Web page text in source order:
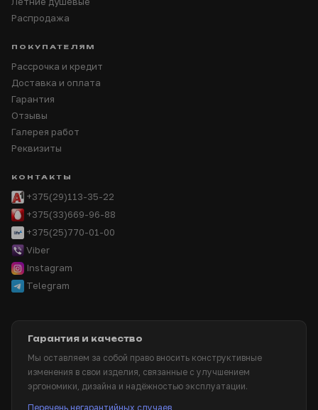
Распродажа
ПОКУПАТЕЛЯМ
Рассрочка и кредит
Доставка и оплата
Гарантия
Отзывы
Галерея работ
Реквизиты
КОНТАКТЫ
+375(29)113-35-22
+375(33)669-96-88
+375(25)770-01-00
Viber
Instagram
Telegram
Гарантия и качество
Мы оставляем за собой право вносить конструктивные
изменения в свои изделия, связанные с улучшением
эргономики, дизайна и надёжностью эксплуатации.
Перечень негарантийных случаев